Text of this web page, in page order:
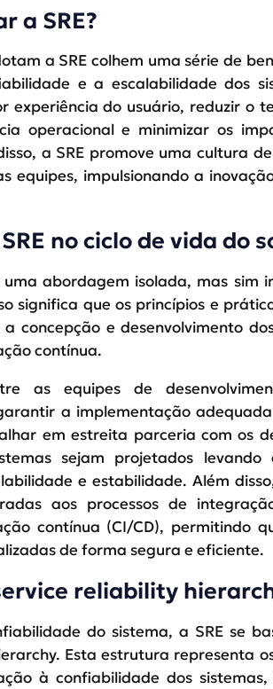
a SRE?
a SRE colhem uma série de
e a escalabilidade dos
experiência do usuário, reduzir o
operacional e minimizar os
a SRE promove uma cultura
equipes, impulsionando a
no ciclo de vida do
uma abordagem isolada, mas sim
significa que os princípios e
a concepção e desenvolvimento
contínua.
as equipes de
a implementação adequada
em estreita parceria com os
sejam projetados levando
e estabilidade. Além
aos processos de
contínua (CI/CD), permitindo
de forma segura e eficiente.
reliability
do sistema, a SRE se
Esta estrutura representa
à confiabilidade dos sistemas,